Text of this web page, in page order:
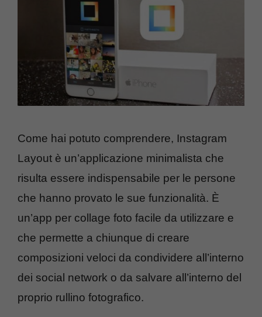
Come hai potuto comprendere, Instagram
Layout è un’applicazione minimalista che
risulta essere indispensabile per le persone
che hanno provato le sue funzionalità. È
un’app per collage foto facile da utilizzare e
che permette a chiunque di creare
composizioni veloci da condividere all’interno
dei social network o da salvare all’interno del
proprio rullino fotografico.